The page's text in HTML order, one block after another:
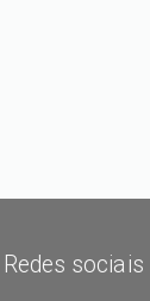
Redes sociais